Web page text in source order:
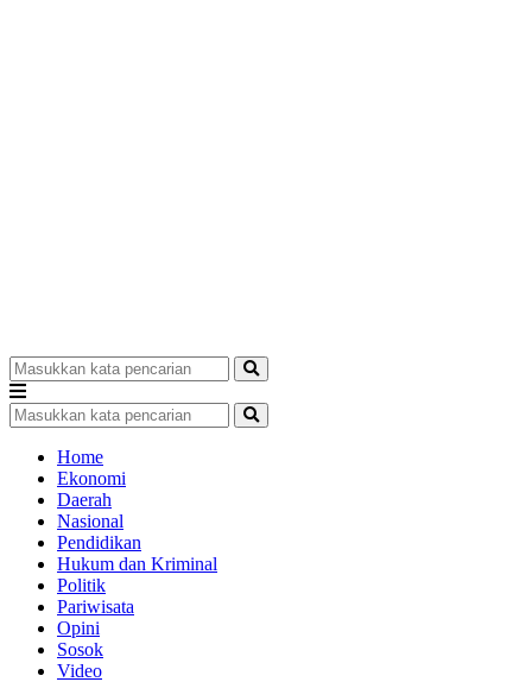
Home
Ekonomi
Daerah
Nasional
Pendidikan
Hukum dan Kriminal
Politik
Pariwisata
Opini
Sosok
Video